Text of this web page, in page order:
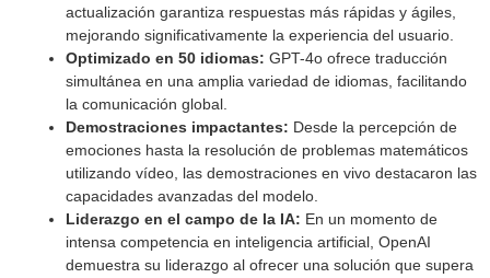
actualización garantiza respuestas más rápidas y ágiles,
mejorando significativamente la experiencia del usuario.
Optimizado en 50 idiomas: GPT-4o ofrece traducción
simultánea en una amplia variedad de idiomas, facilitando
la comunicación global.
Demostraciones impactantes: Desde la percepción de
emociones hasta la resolución de problemas matemáticos
utilizando vídeo, las demostraciones en vivo destacaron las
capacidades avanzadas del modelo.
Liderazgo en el campo de la IA: En un momento de
intensa competencia en inteligencia artificial, OpenAI
demuestra su liderazgo al ofrecer una solución que supera